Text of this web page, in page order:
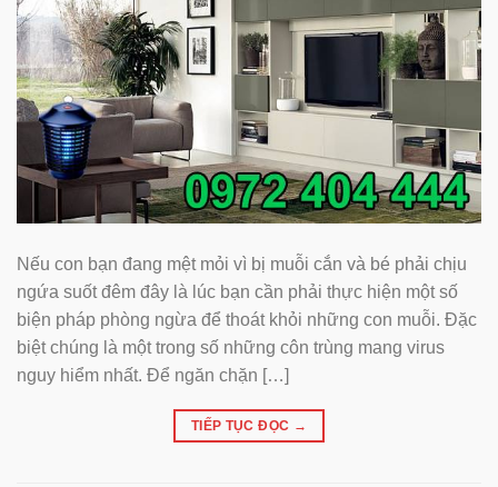
Nếu con bạn đang mệt mỏi vì bị muỗi cắn và bé phải chịu
ngứa suốt đêm đây là lúc bạn cần phải thực hiện một số
biện pháp phòng ngừa để thoát khỏi những con muỗi. Đặc
biệt chúng là một trong số những côn trùng mang virus
nguy hiểm nhất. Để ngăn chặn […]
TIẾP TỤC ĐỌC →